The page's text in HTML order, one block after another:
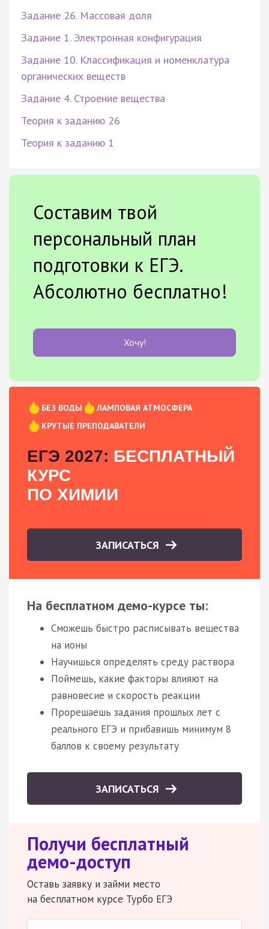
Задание 26. Массовая доля
Задание 1. Электронная конфигурация
Задание 10. Классификация и номенклатура
органических веществ
Задание 4. Строение вещества
Теория к заданию 26
Теория к заданию 1
Составим твой
персональный план
подготовки к ЕГЭ.
Абсолютно бесплатно!
Хочу!
БЕЗ ВОДЫ
ЛАМПОВАЯ АТМОСФЕРА
КРУТЫЕ ПРЕПОДАВАТЕЛИ
ЕГЭ 2027: БЕСПЛАТНЫЙ
КУРС
ПО ХИМИИ
ЗАПИСАТЬСЯ
На бесплатном демо-курсе ты:
Сможешь быстро расписывать вещества
на ионы
Научишься определять среду раствора
Поймешь, какие факторы влияют на
равновесие и скорость реакции
Прорешаешь задания прошлых лет с
реального ЕГЭ и прибавишь минимум 8
баллов к своему результату
ЗАПИСАТЬСЯ
Получи бесплатный
демо-доступ
Оставь заявку и займи место
на бесплатном курсе Турбо ЕГЭ